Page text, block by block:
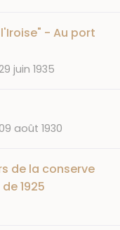
- Au port
DATEjuin 1935
août 1930
de la conserve
1925